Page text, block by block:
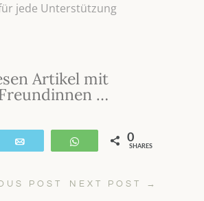
jede Unterstützung
Artikel mit
…
WhatsApp
0
SHARES
POST NEXT POST →